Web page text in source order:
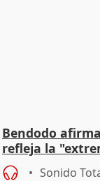
Bendodo
refleja la
Sonido